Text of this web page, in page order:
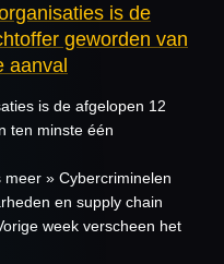
is de
geworden van
aanval
is de afgelopen 12
ten minste één
» Cybercriminelen
en supply chain
week verscheen het